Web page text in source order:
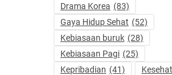
Drama Korea (83)
Gaya Hidup Sehat (52)
Kebiasaan buruk (28)
Kebiasaan Pagi (25)
Kepribadian (41)